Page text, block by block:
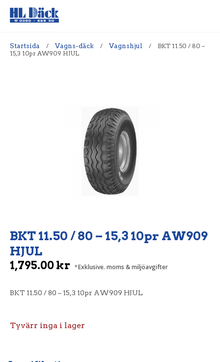
Startsida / Vagns-däck / Vagnshjul /
BKT 11.50 / 80 –
15,3 10pr AW909 HJUL
BKT 11.50 / 80 – 15,3 10pr AW909
HJUL
1,795.00kr Exklusive. moms & miljöavgifter
BKT 11.50 / 80 – 15,3 10pr AW909 HJUL
Tyvärr inga i lager